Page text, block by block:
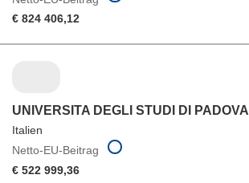
€ 824 406,12
UNIVERSITA DEGLI STUDI DI PADOVA
Italien
Netto-EU-Beitrag
€ 522 999,36